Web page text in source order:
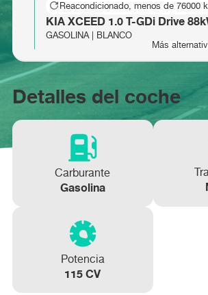
Reacondicionado, menos de 76000
KIA XCEED 1.0 T-GDi Drive
GASOLINA | BLANCO
Más
KIA XCEED 1.5 MHEV iMT
(160CV)
KIA XCEED 1.0 T-GDi Drive
Detalles del coche
Carburante
Gasolina
Potencia
115 CV